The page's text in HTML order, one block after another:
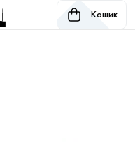
Кошик